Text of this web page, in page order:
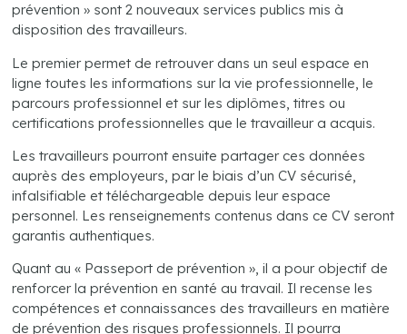
prévention » sont 2 nouveaux services publics mis à
disposition des travailleurs.
Le premier permet de retrouver dans un seul espace en
ligne toutes les informations sur la vie professionnelle, le
parcours professionnel et sur les diplômes, titres ou
certifications professionnelles que le travailleur a acquis.
Les travailleurs pourront ensuite partager ces données
auprès des employeurs, par le biais d’un CV sécurisé,
infalsifiable et téléchargeable depuis leur espace
personnel. Les renseignements contenus dans ce CV seront
garantis authentiques.
Quant au « Passeport de prévention », il a pour objectif de
renforcer la prévention en santé au travail. Il recense les
compétences et connaissances des travailleurs en matière
de prévention des risques professionnels. Il pourra